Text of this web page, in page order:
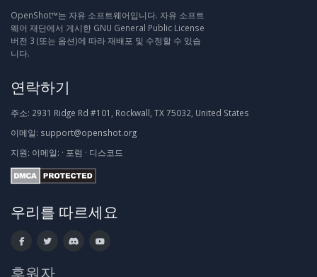
OpenShot™는 자유 소프트웨어입니다. 자유 소프트
웨어 재단에서 게시한 GNU General Public License
버전 3 (또는 옵션)에 따라 재배포 및 수정할 수 있습
니다.
연락하기
주소: 2931 Ridge Rd #101, Rockwall, TX 75032, United States
이메일: support@openshot.org
지원: 이메일: · 포럼 · 디스코드
우리를 따르세요
후원자